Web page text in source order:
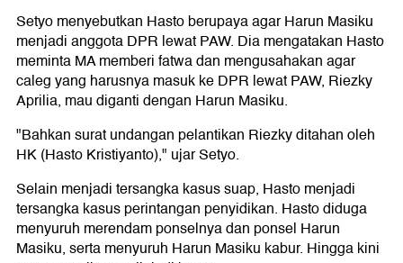
Setyo menyebutkan Hasto berupaya agar Harun Masiku
menjadi anggota DPR lewat PAW. Dia mengatakan Hasto
meminta MA memberi fatwa dan mengusahakan agar
caleg yang harusnya masuk ke DPR lewat PAW, Riezky
Aprilia, mau diganti dengan Harun Masiku.
"Bahkan surat undangan pelantikan Riezky ditahan oleh
HK (Hasto Kristiyanto)," ujar Setyo.
Selain menjadi tersangka kasus suap, Hasto menjadi
tersangka kasus perintangan penyidikan. Hasto diduga
menyuruh merendam ponselnya dan ponsel Harun
Masiku, serta menyuruh Harun Masiku kabur. Hingga kini